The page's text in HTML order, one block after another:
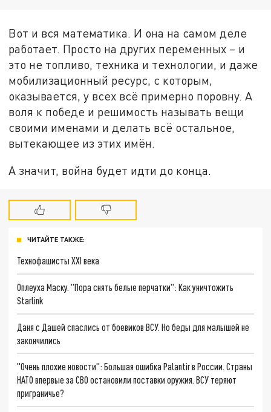
Вот и вся математика. И она на самом деле
работает. Просто на других переменных – и
это не топливо, техника и технологии, и даже
мобилизационный ресурс, с которым,
оказывается, у всех всё примерно поровну. А
воля к победе и решимость называть вещи
своими именами и делать всё остальное,
вытекающее из этих имён.
А значит, война будет идти до конца.
ЧИТАЙТЕ ТАКЖЕ:
Технофашисты XXI века
Оплеуха Маску. "Пора снять белые перчатки": Как уничтожить
Starlink
Даня с Дашей спаслись от боевиков ВСУ. Но беды для малышей не
закончились
"Очень плохие новости": Большая ошибка Palantir в России. Страны
НАТО впервые за СВО остановили поставки оружия. ВСУ теряют
приграничье?